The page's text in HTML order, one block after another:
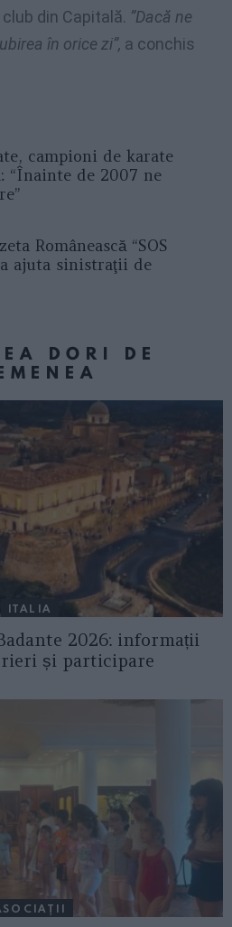
din Capitală. ”Dacă ne
în orice zi”, a conchis
campioni de karate
“Înainte de 2007 ne
Românească “SOS
ajuta sinistraţii de
DORI DE
ITALIA
2026: informații
și participare